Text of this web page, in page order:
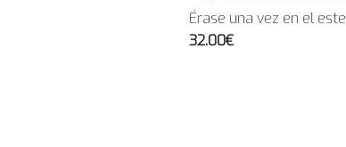
Érase una vez en el este
32.00€